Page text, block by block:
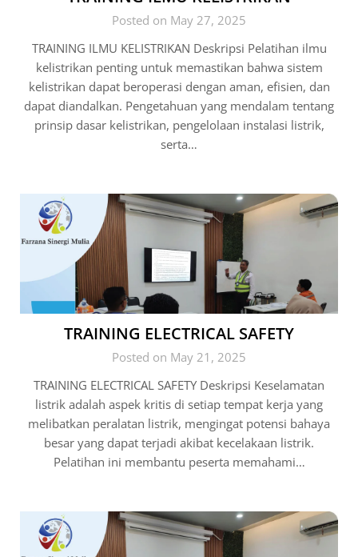
Posted on May 27, 2025
TRAINING ILMU KELISTRIKAN Deskripsi Pelatihan ilmu
kelistrikan penting untuk memastikan bahwa sistem
kelistrikan dapat beroperasi dengan aman, efisien, dan
dapat diandalkan. Pengetahuan yang mendalam tentang
prinsip dasar kelistrikan, pengelolaan instalasi listrik,
serta…
TRAINING ELECTRICAL SAFETY
Posted on May 21, 2025
TRAINING ELECTRICAL SAFETY Deskripsi Keselamatan
listrik adalah aspek kritis di setiap tempat kerja yang
melibatkan peralatan listrik, mengingat potensi bahaya
besar yang dapat terjadi akibat kecelakaan listrik.
Pelatihan ini membantu peserta memahami…